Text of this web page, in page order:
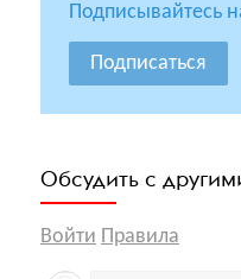
Подписывайтесь
Подписаться
Обсудить с
Войти Правила